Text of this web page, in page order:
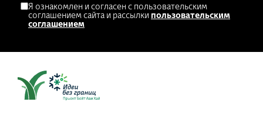
Я ознакомлен и согласен с пользовательским
соглашением сайта и рассылки пользовательским
соглашением